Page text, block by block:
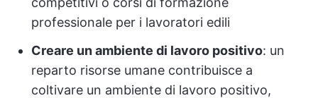
professionale per i lavoratori edili
Creare un ambiente di lavoro positivo: un
reparto risorse umane contribuisce a
coltivare un ambiente di lavoro positivo,